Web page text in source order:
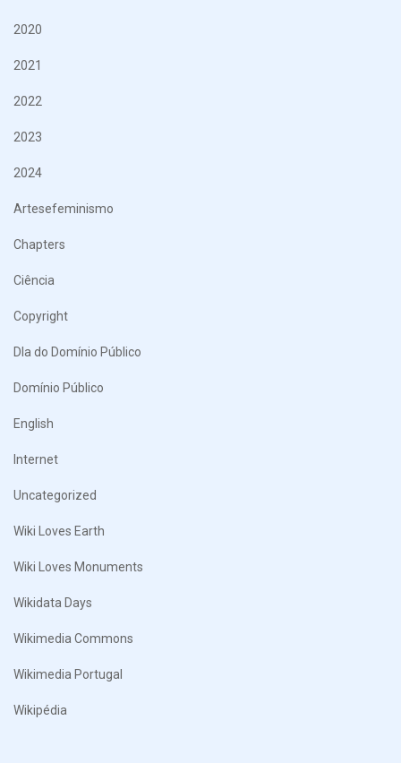
2020
2021
2022
2023
2024
Artesefeminismo
Chapters
Ciência
Copyright
DIa do Domínio Público
Domínio Público
English
Internet
Uncategorized
Wiki Loves Earth
Wiki Loves Monuments
Wikidata Days
Wikimedia Commons
Wikimedia Portugal
Wikipédia